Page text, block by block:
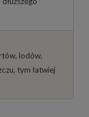
lodów,
tym łatwiej